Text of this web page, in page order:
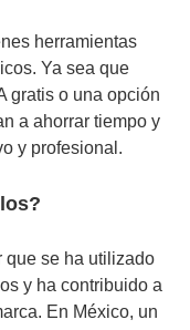
herramientas
Ya sea que
gratis o una opción
a ahorrar tiempo y
y profesional.
que se ha utilizado
y ha contribuido a
En México, un